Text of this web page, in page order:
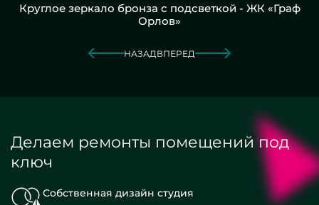
Круглое зеркало бронза с подсветкой - ЖК «Граф
Орлов»
НАЗАД ВПЕРЕД
Делаем ремонты помещений под
ключ
Собственная дизайн студия